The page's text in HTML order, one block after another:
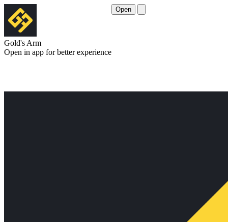
Gold's Arm
Open in app for better experience
Open